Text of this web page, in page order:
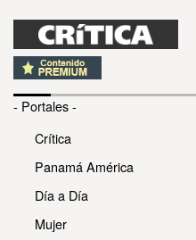
- Portales -
Crítica
Panamá América
Día a Día
Mujer